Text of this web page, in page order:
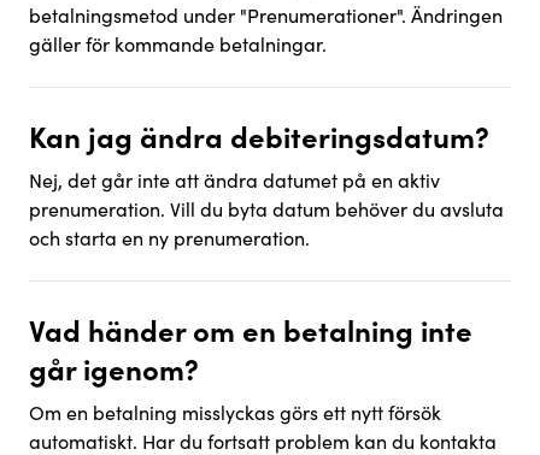
betalningsmetod under "Prenumerationer". Ändringen
gäller för kommande betalningar.
Kan jag ändra debiteringsdatum?
Nej, det går inte att ändra datumet på en aktiv
prenumeration. Vill du byta datum behöver du avsluta
och starta en ny prenumeration.
Vad händer om en betalning inte
går igenom?
Om en betalning misslyckas görs ett nytt försök
automatiskt. Har du fortsatt problem kan du kontakta